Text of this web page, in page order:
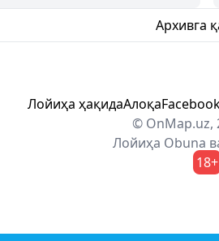
Архивга
Лойиҳа ҳақидаАлоқа
© OnMap.uz,
Лойиҳа Obuna
18+